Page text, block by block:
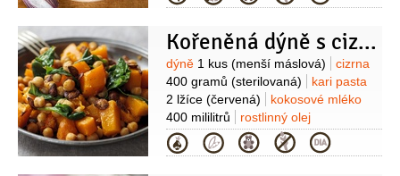
2 stroužky
paprika zauzená
(čerstvý)
oregano 2 snítky (čerstvé)Kořeněná dýně s cizrnou
Suroviny
dýně 1 kus (menší máslová)
cizrna
400 gramů (sterilovaná)
kari pasta
2 lžíce (červená)
kokosové mléko
400 mililitrů
rostlinný olej
2 lžíce
sůl
koriandr
(čerstvý)
kokosové lupínky(k
Kategorie